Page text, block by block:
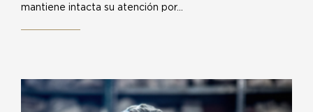
mantiene intacta su atención por…